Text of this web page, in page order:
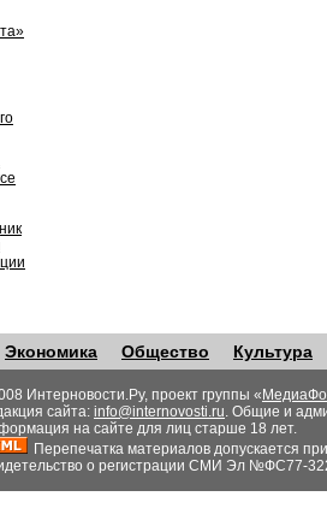
Экономика Общество Культура
Интерновости.Ру, проект группы «
сайта: info@internovosti.ru. Общие и
на сайте для лиц старше 18 лет.
Перепечатка материалов допускается
о регистрации СМИ Эл №ФС77-